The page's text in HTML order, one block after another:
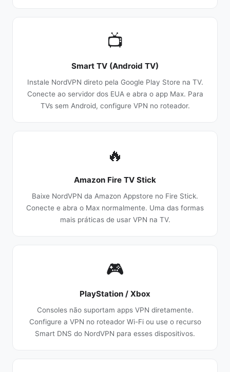
📺
Smart TV (Android TV)
Instale NordVPN direto pela Google Play Store na TV.
Conecte ao servidor dos EUA e abra o app Max. Para
TVs sem Android, configure VPN no roteador.
🔥
Amazon Fire TV Stick
Baixe NordVPN da Amazon Appstore no Fire Stick.
Conecte e abra o Max normalmente. Uma das formas
mais práticas de usar VPN na TV.
🎮
PlayStation / Xbox
Consoles não suportam apps VPN diretamente.
Configure a VPN no roteador Wi-Fi ou use o recurso
Smart DNS do NordVPN para esses dispositivos.